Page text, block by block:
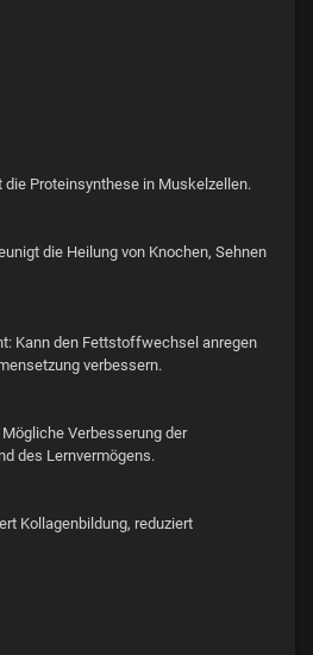
die Proteinsynthese in Muskelzellen.
die Heilung von Knochen, Sehnen
Kann den Fettstoffwechsel anregen
verbessern.
Verbesserung der
des Lernvermögens.
Kollagenbildung, reduziert